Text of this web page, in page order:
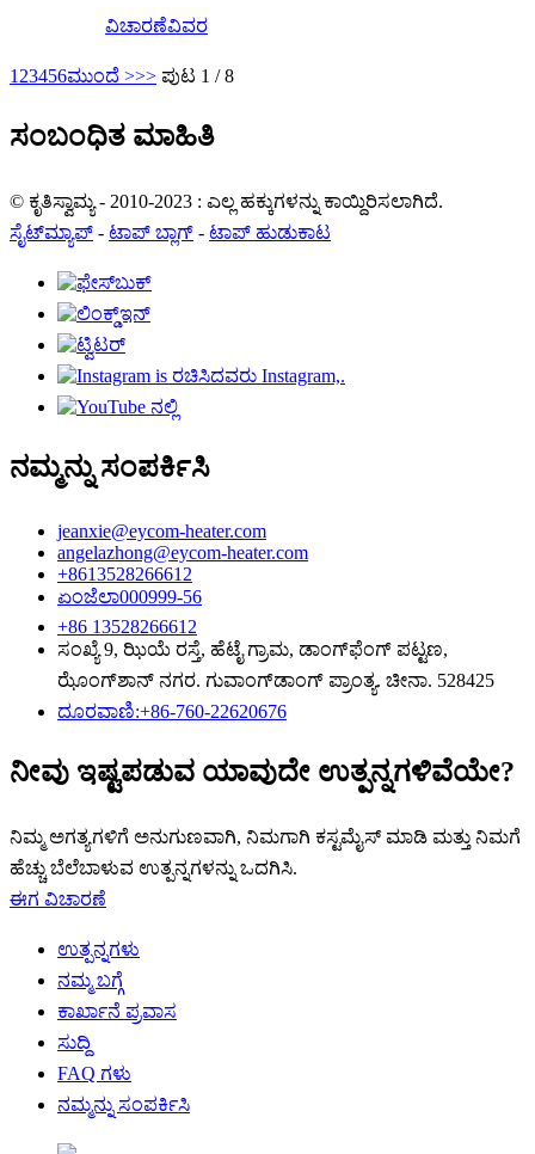
ವಿಚಾರಣೆವಿವರ
1 23456ಮುಂದೆ >>> ಪುಟ 1 / 8
ಸಂಬಂಧಿತ ಮಾಹಿತಿ
© ಕೃತಿಸ್ವಾಮ್ಯ - 2010-2023 : ಎಲ್ಲ ಹಕ್ಕುಗಳನ್ನು ಕಾಯ್ದಿರಿಸಲಾಗಿದೆ.
ಸೈಟ್‌ಮ್ಯಾಪ್ - ಟಾಪ್ ಬ್ಲಾಗ್ - ಟಾಪ್ ಹುಡುಕಾಟ
ನಮ್ಮನ್ನು ಸಂಪರ್ಕಿಸಿ
jeanxie@eycom-heater.com
angelazhong@eycom-heater.com
+8613528266612
ಏಂಜೆಲಾ000999-56
+86 13528266612
ಸಂಖ್ಯೆ 9, ಝಿಯೆ ರಸ್ತೆ, ಹೆಟೈ ಗ್ರಾಮ, ಡಾಂಗ್‌ಫೆಂಗ್ ಪಟ್ಟಣ,
ಝೊಂಗ್‌ಶಾನ್ ನಗರ. ಗುವಾಂಗ್‌ಡಾಂಗ್ ಪ್ರಾಂತ್ಯ. ಚೀನಾ. 528425
ದೂರವಾಣಿ:+86-760-22620676
ನೀವು ಇಷ್ಟಪಡುವ ಯಾವುದೇ ಉತ್ಪನ್ನಗಳಿವೆಯೇ?
ನಿಮ್ಮ ಅಗತ್ಯಗಳಿಗೆ ಅನುಗುಣವಾಗಿ, ನಿಮಗಾಗಿ ಕಸ್ಟಮೈಸ್ ಮಾಡಿ ಮತ್ತು ನಿಮಗೆ
ಹೆಚ್ಚು ಬೆಲೆಬಾಳುವ ಉತ್ಪನ್ನಗಳನ್ನು ಒದಗಿಸಿ.
ಈಗ ವಿಚಾರಣೆ
ಉತ್ಪನ್ನಗಳು
ನಮ್ಮ ಬಗ್ಗೆ
ಕಾರ್ಖಾನೆ ಪ್ರವಾಸ
ಸುದ್ದಿ
FAQ ಗಳು
ನಮ್ಮನ್ನು ಸಂಪರ್ಕಿಸಿ